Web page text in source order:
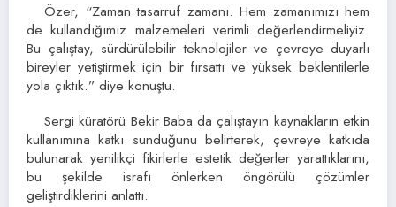
Özer, “Zaman tasarruf zamanı. Hem zamanımızı hem
de kullandığımız malzemeleri verimli değerlendirmeliyiz.
Bu çalıştay, sürdürülebilir teknolojiler ve çevreye duyarlı
bireyler yetiştirmek için bir fırsattı ve yüksek beklentilerle
yola çıktık.” diye konuştu.
Sergi küratörü Bekir Baba da çalıştayın kaynakların etkin
kullanımına katkı sunduğunu belirterek, çevreye katkıda
bulunarak yenilikçi fikirlerle estetik değerler yarattıklarını,
bu şekilde israfı önlerken öngörülü çözümler
geliştirdiklerini anlattı.